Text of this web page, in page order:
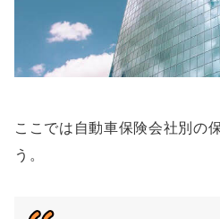
ここでは自動車保険会社別の
う。